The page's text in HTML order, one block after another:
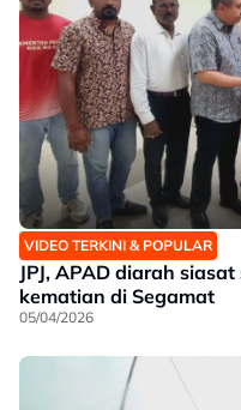
VIDEO TERKINI & POPULAR
JPJ, APAD diarah
kematian di Segamat
05/04/2026